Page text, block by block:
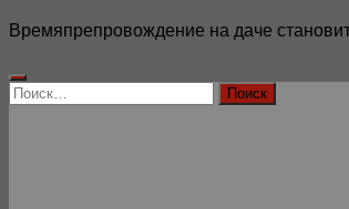
Времяпрепровождение на даче
Найти: